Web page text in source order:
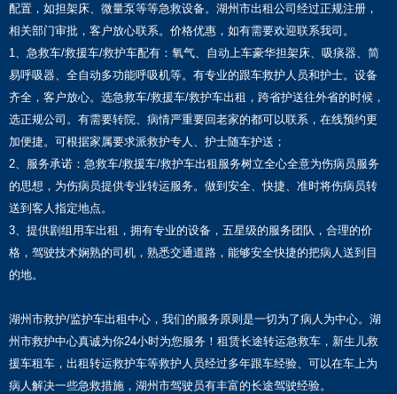
配置，如担架床、微量泵等等急救设备。湖州市出租公司经过正规注册，
相关部门审批，客户放心联系。价格优惠，如有需要欢迎联系我司。
1、急救车/救援车/救护车配有：氧气、自动上车豪华担架床、吸痰器、简
易呼吸器、全自动多功能呼吸机等。有专业的跟车救护人员和护士。设备
齐全，客户放心。选急救车/救援车/救护车出租，跨省护送往外省的时候，
选正规公司。有需要转院、病情严重要回老家的都可以联系，在线预约更
加便捷。可根据家属要求派救护专人、护士随车护送；
2、服务承诺：急救车/救援车/救护车出租服务树立全心全意为伤病员服务
的思想，为伤病员提供专业转运服务。做到安全、快捷、准时将伤病员转
送到客人指定地点。
3、提供剧组用车出租，拥有专业的设备，五星级的服务团队，合理的价
格，驾驶技术娴熟的司机，熟悉交通道路，能够安全快捷的把病人送到目
的地。
湖州市救护/监护车出租中心，我们的服务原则是一切为了病人为中心。湖
州市救护中心真诚为你24小时为您服务！租赁长途转运急救车，新生儿救
援车租车，出租转运救护车等救护人员经过多年跟车经验、可以在车上为
病人解决一些急救措施，湖州市驾驶员有丰富的长途驾驶经验。